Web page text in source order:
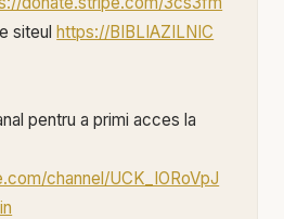
siteulhttps://BIBLIAZILNIC
pentru a primi acces la
channel/UCK_IORoVpJ